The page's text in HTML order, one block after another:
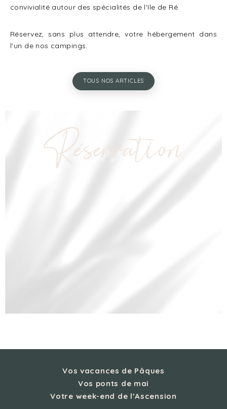
convivialité autour des spécialités de l’île de Ré.
Réservez, sans plus attendre, votre hébergement dans
l’un de nos campings.
TOUS NOS ARTICLES
Réservation
Vos vacances de Pâques
Vos ponts de mai
Votre week-end de l’Ascension